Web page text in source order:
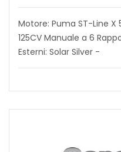
Motore: Puma ST-Line X
125CV Manuale a 6
Esterni: Solar Silver -